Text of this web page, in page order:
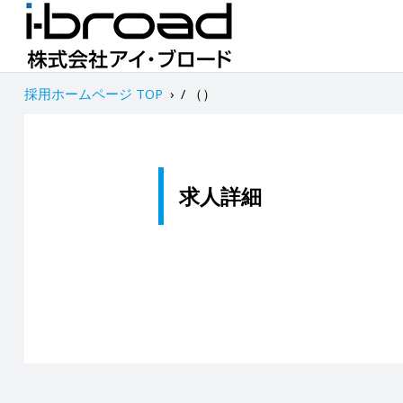
採用ホームページ TOP › / （）
求人詳細